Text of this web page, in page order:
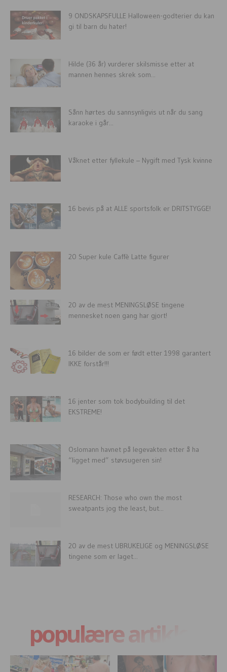
9 ONDSKAPSFULLE Halloween-godterier du kan
gi til barn du hater!
Hilde (36 år) vurderer skilsmisse etter at
mannen hennes skrek som...
Sånn hørtes du sannsynligvis ut når du sang
karaoke i går...
Våknet etter fyllekule – Nygift med Tysk kvinne
16 bevis på at ALLE sportsfolk er DRITSTYGGE!
20 Super kule Caffè Latte figurer
20 av de mest MENINGSLØSE tingene
mennesket noen gang har gjort!
16 bilder de som er født etter 1998 garantert
IKKE forstår!!!
16 jenter som tok bodybuilding til det
EKSTREME!
Oslomann havnet på legevakten etter å ha
“ligget med” støvsugeren sin!
RESEARCH: Those who own the most
sweatpants jog the least, but...
20 av de mest UBRUKELIGE og MENINGSLØSE
tingene som er laget...
populære artikler